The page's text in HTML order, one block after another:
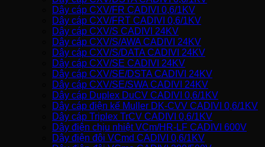
Dây cáp CXV/FR CADIVI 0,6/1KV
Dây cáp CXV/FRT CADIVI 0,6/1KV
Dây cáp CXV/S CADIVI 24KV
Dây cáp CXV/S/AWA CADIVI 24KV
Dây cáp CXV/S/DATA CADIVI 24KV
Dây cáp CXV/SE CADIVI 24KV
Dây cáp CXV/SE/DSTA CADIVI 24KV
Dây cáp CXV/SE/SWA CADIVI 24KV
Dây cáp Duplex DuCV CADIVI 0,6/1KV
Dây cáp điện kế Muller DK-CVV CADIVI 0,6/1KV
Dây cáp Triplex TrCV CADIVI 0,6/1KV
Dây điện chịu nhiệt VCm/HR-LF CADIVI 600V
Dây điện đôi VCmd CADIVI 0,6/1KV